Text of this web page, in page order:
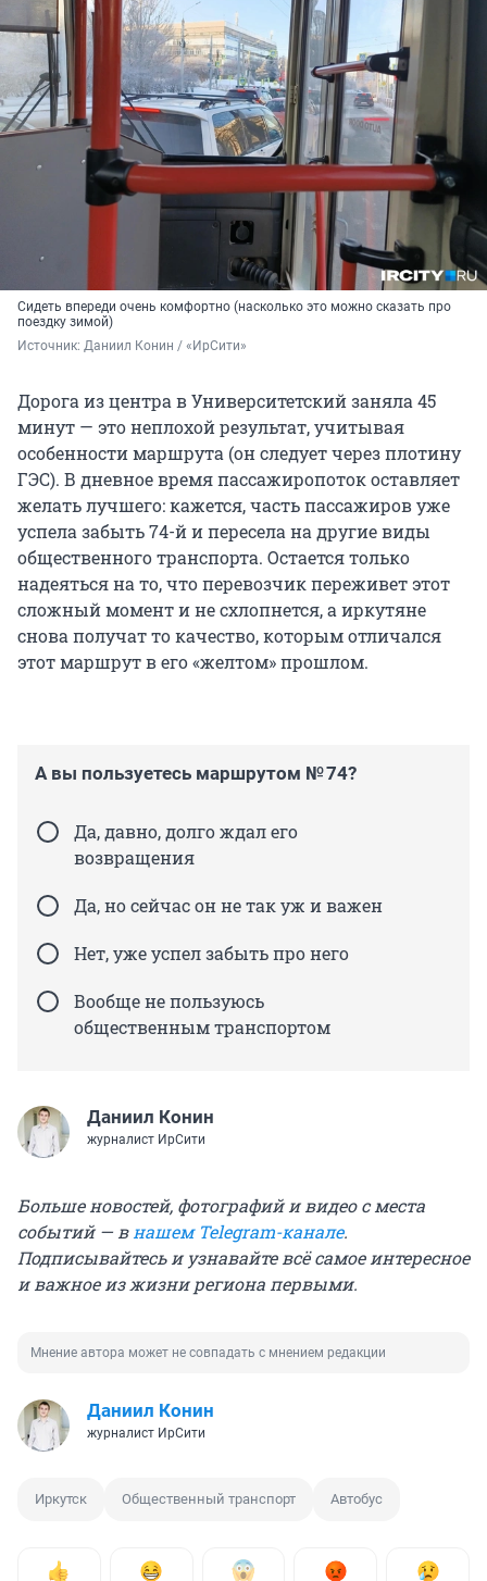
Сидеть впереди очень комфортно (насколько это можно сказать про
поездку зимой)
Источник: Даниил Конин / «ИрСити»
Дорога из центра в Университетский заняла 45
минут — это неплохой результат, учитывая
особенности маршрута (он следует через плотину
ГЭС). В дневное время пассажиропоток оставляет
желать лучшего: кажется, часть пассажиров уже
успела забыть 74-й и пересела на другие виды
общественного транспорта. Остается только
надеяться на то, что перевозчик переживет этот
сложный момент и не схлопнется, а иркутяне
снова получат то качество, которым отличался
этот маршрут в его «желтом» прошлом.
А вы пользуетесь маршрутом № 74?
Да, давно, долго ждал его
возвращения
Да, но сейчас он не так уж и важен
Нет, уже успел забыть про него
Вообще не пользуюсь
общественным транспортом
Даниил Конин
журналист ИрСити
Больше новостей, фотографий и видео с места
событий — внашем Telegram-канале.
Подписывайтесь и узнавайте всё самое интересное
и важное из жизни региона первыми.
Мнение автора может не совпадать с мнением редакции
Даниил Конин
журналист ИрСити
Иркутск Общественный транспорт Автобус